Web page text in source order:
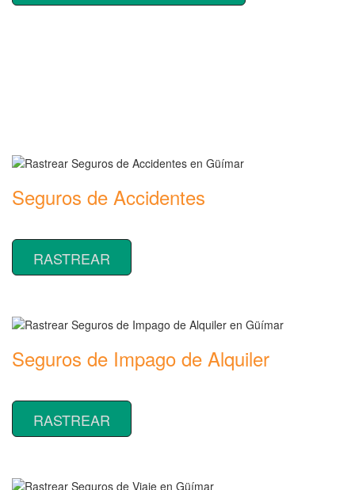
Seguros de Accidentes
RASTREAR
Seguros de Impago de Alquiler
RASTREAR